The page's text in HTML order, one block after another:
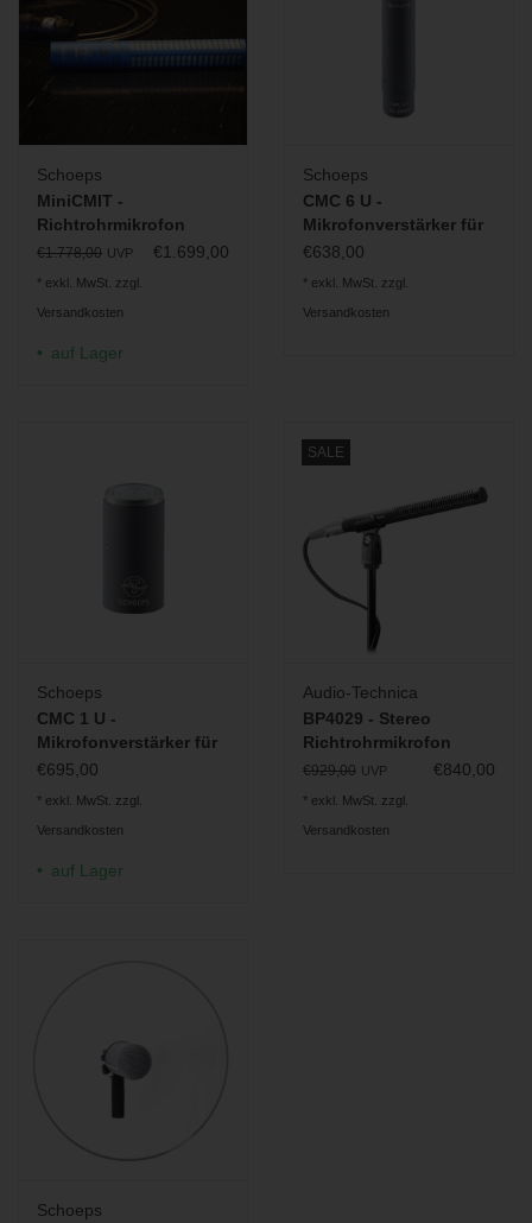
Schoeps
MiniCMIT -
Richtrohrmikrofon
€1.778,00 UVP €1.699,00
* exkl. MwSt. zzgl.
Versandkosten
auf Lager
Schoeps
CMC 6 U -
Mikrofonverstärker für
Colette-Serie
€638,00
* exkl. MwSt. zzgl.
Versandkosten
Schoeps
CMC 1 U -
Mikrofonverstärker für
Colette-Serie
€695,00
* exkl. MwSt. zzgl.
Versandkosten
auf Lager
SALE
Audio-Technica
BP4029 - Stereo
Richtrohrmikrofon
€929,00 UVP €840,00
* exkl. MwSt. zzgl.
Versandkosten
Schoeps